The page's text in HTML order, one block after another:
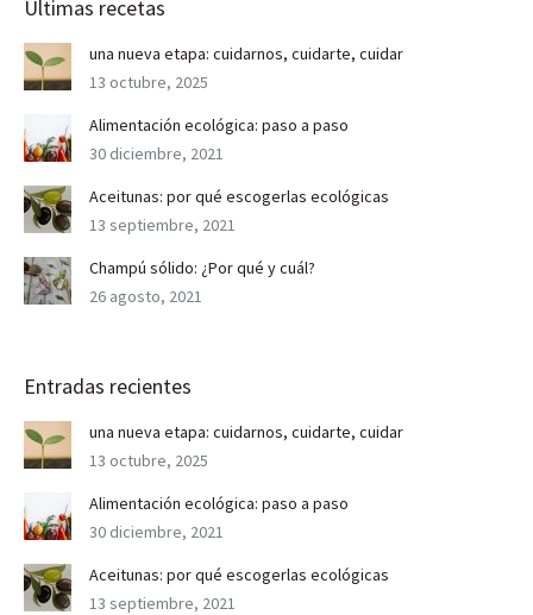
Últimas recetas
una nueva etapa: cuidarnos, cuidarte, cuidar
13 octubre, 2025
Alimentación ecológica: paso a paso
30 diciembre, 2021
Aceitunas: por qué escogerlas ecológicas
13 septiembre, 2021
Champú sólido: ¿Por qué y cuál?
26 agosto, 2021
Entradas recientes
una nueva etapa: cuidarnos, cuidarte, cuidar
13 octubre, 2025
Alimentación ecológica: paso a paso
30 diciembre, 2021
Aceitunas: por qué escogerlas ecológicas
13 septiembre, 2021